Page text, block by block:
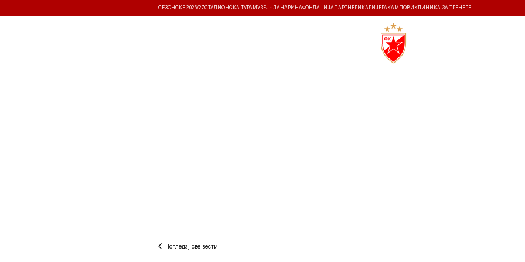
СЕЗОНСКЕ 2026/27СТАДИОНСКА ТУРА МУЗЕЈ ЧЛАНАРИНАФОНДАЦИЈА ПАРТНЕРИ КАРИЈЕРА КАМПОВИ КЛИНИКА ЗА ТРЕНЕРЕ
Погледај све вести